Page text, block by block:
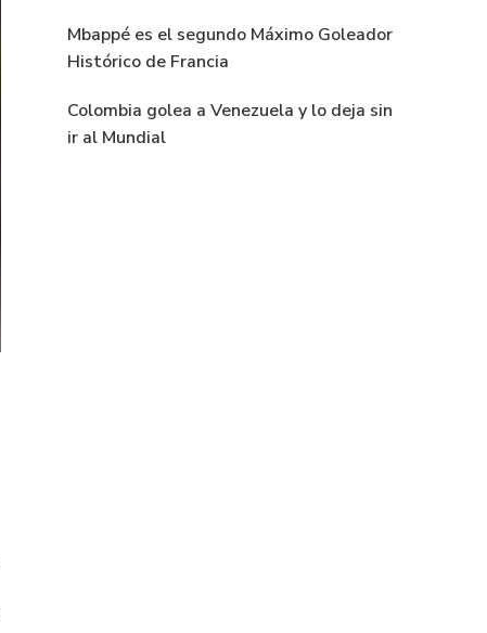
Mbappé es el segundo Máximo Goleador
Histórico de Francia
Colombia golea a Venezuela y lo deja sin
ir al Mundial